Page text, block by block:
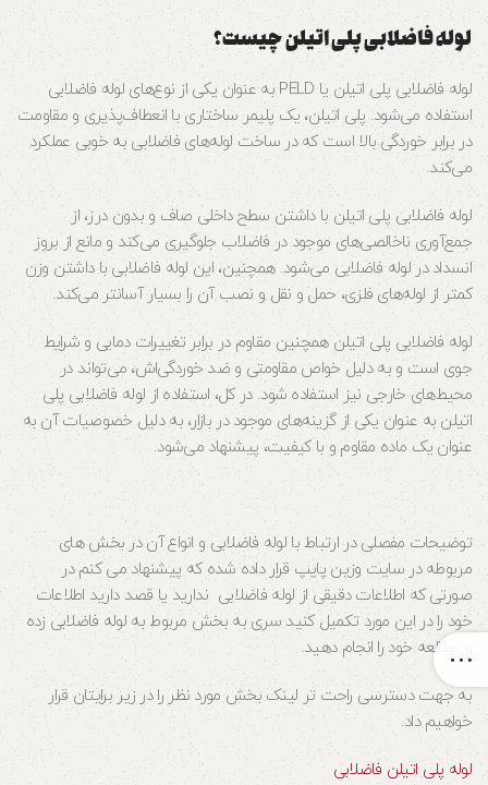
لوله فاضلابی پلی اتیلن چیست؟
لوله فاضلابی پلی اتیلن یا PELD به عنوان یکی از نوع‌های لوله فاضلابی
استفاده می‌شود. پلی اتیلن، یک پلیمر ساختاری با انعطاف‌پذیری و مقاومت
در برابر خوردگی بالا است که در ساخت لوله‌های فاضلابی به خوبی عملکرد
می‌کند.
لوله فاضلابی پلی اتیلن با داشتن سطح داخلی صاف و بدون درز، از
جمع‌آوری ناخالصی‌های موجود در فاضلاب جلوگیری می‌کند و مانع از بروز
انسداد در لوله فاضلابی می‌شود. همچنین، این لوله فاضلابی با داشتن وزن
کمتر از لوله‌های فلزی، حمل و نقل و نصب آن را بسیار آسانتر می‌کند.
لوله فاضلابی پلی اتیلن همچنین مقاوم در برابر تغییرات دمایی و شرایط
جوی است و به دلیل خواص مقاومتی و ضد خوردگی‌اش، می‌تواند در
محیط‌های خارجی نیز استفاده شود. در کل، استفاده از لوله فاضلابی پلی
اتیلن به عنوان یکی از گزینه‌های موجود در بازار، به دلیل خصوصیات آن به
عنوان یک ماده مقاوم و با کیفیت، پیشنهاد می‌شود.
توضیحات مفصلی در ارتباط با لوله فاضلابی و انواع آن در بخش های
مربوطه در سایت وزین پایپ قرار داده شده که پیشنهاد می کنم در
صورتی که اطلاعات دقیقی از لوله فاضلابی ندارید یا قصد دارید اطلاعات
خود را در این مورد تکمیل کنید سری به بخش مربوط به لوله فاضلابی زده
و مطالعه خود را انجام دهید.
به جهت دسترسی راحت تر لینک بخش مورد نظر را در زیر برایتان قرار
خواهیم داد.
لوله پلی اتیلن فاضلابی